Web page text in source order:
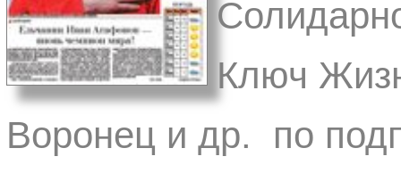
Ключ
Воронец и др. по